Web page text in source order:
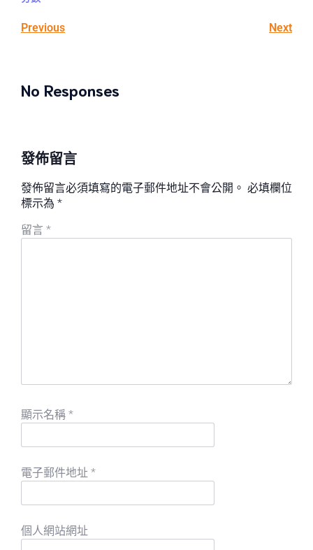
Previous Next
No Responses
發佈留言
發佈留言必須填寫的電子郵件地址不會公開。 必填欄位
標示為 *
留言 *
顯示名稱 *
電子郵件地址 *
個人網站網址